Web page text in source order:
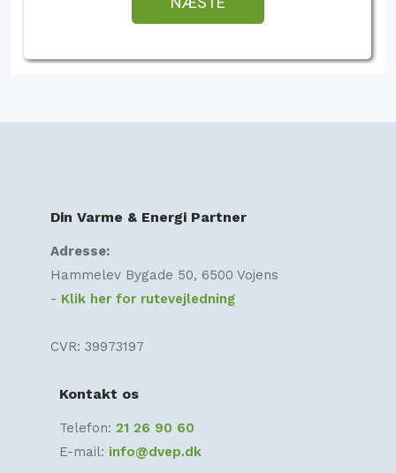
Din Varme & Energi Partner
Adresse:
Hammelev Bygade 50, 6500 Vojens
​- Klik her for rutevejledning
CVR: 39973197​
Kontakt os
Telefon:21 26 90 60
E-mail: info@dvep.dk